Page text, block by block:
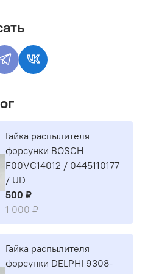
Гайка распылителя
форсунки BOSCH
F00VC14012 / 0445110177
/ UD
500 ₽
1 000 ₽
Гайка распылителя
форсунки DELPHI 9308-